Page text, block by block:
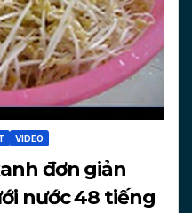
VIDEO
đơn giản
nước 48 tiếng